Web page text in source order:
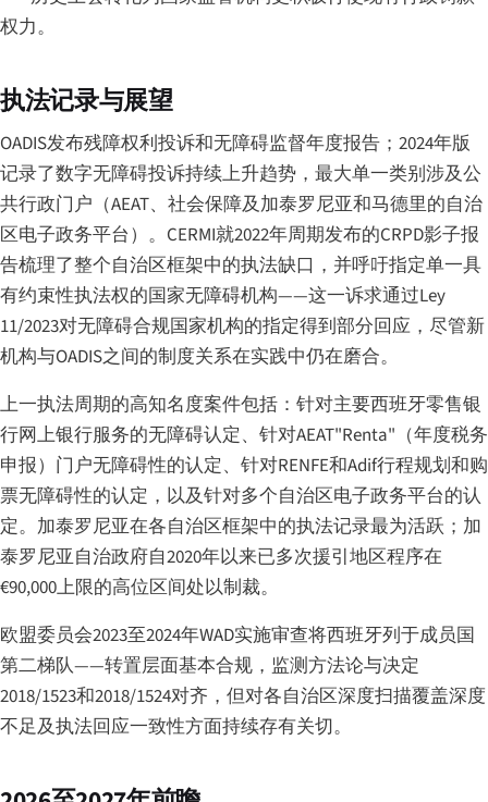
权力。
执法记录与展望
OADIS发布残障权利投诉和无障碍监督年度报告；2024年版
记录了数字无障碍投诉持续上升趋势，最大单一类别涉及公
共行政门户（AEAT、社会保障及加泰罗尼亚和马德里的自治
区电子政务平台）。CERMI就2022年周期发布的CRPD影子报
告梳理了整个自治区框架中的执法缺口，并呼吁指定单一具
有约束性执法权的国家无障碍机构——这一诉求通过Ley
11/2023对无障碍合规国家机构的指定得到部分回应，尽管新
机构与OADIS之间的制度关系在实践中仍在磨合。
上一执法周期的高知名度案件包括：针对主要西班牙零售银
行网上银行服务的无障碍认定、针对AEAT"Renta"（年度税务
申报）门户无障碍性的认定、针对RENFE和Adif行程规划和购
票无障碍性的认定，以及针对多个自治区电子政务平台的认
定。加泰罗尼亚在各自治区框架中的执法记录最为活跃；加
泰罗尼亚自治政府自2020年以来已多次援引地区程序在
€90,000上限的高位区间处以制裁。
欧盟委员会2023至2024年WAD实施审查将西班牙列于成员国
第二梯队——转置层面基本合规，监测方法论与决定
2018/1523和2018/1524对齐，但对各自治区深度扫描覆盖深度
不足及执法回应一致性方面持续存有关切。